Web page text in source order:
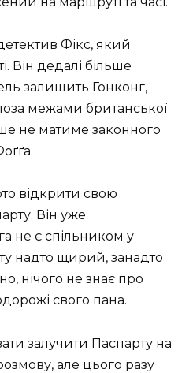
Фікс, який
Він дедалі більше
залишить Гонконг,
межами британської
не матиме законного
відкрити свою
Він уже
не є спільником у
надто щирий, занадто
нічого не знає про
свого пана.
залучити Паспарту на
але цього разу